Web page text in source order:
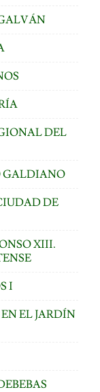
DEL
GALDIANO
DE
XIII.
I
EL JARDÍN